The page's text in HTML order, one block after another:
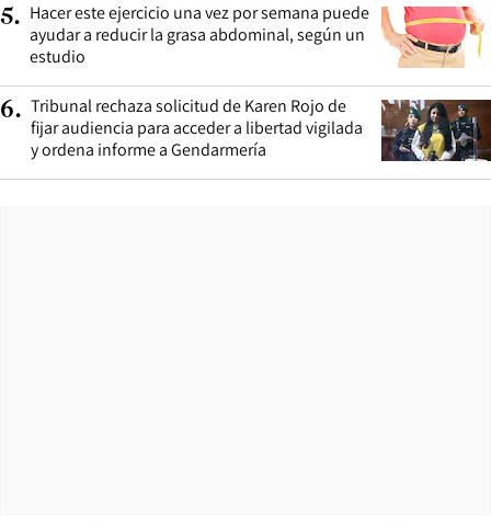
5. Hacer este ejercicio una vez por semana puede
ayudar a reducir la grasa abdominal, según un
estudio
6. Tribunal rechaza solicitud de Karen Rojo de
fijar audiencia para acceder a libertad vigilada
y ordena informe a Gendarmería